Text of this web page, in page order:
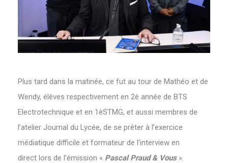
Plus tard dans la matinée, ce fut au tour de Mathéo et de
Wendy, élèves respectivement en 2è année de BTS
Electrotechnique et en 1èSTMG, et aussi membres de
l’atelier Journal du Lycée, de se prêter à l’exercice
médiatique difficile et formateur de l’interview en
direct lors de l’émission « Pascal Praud & Vous».